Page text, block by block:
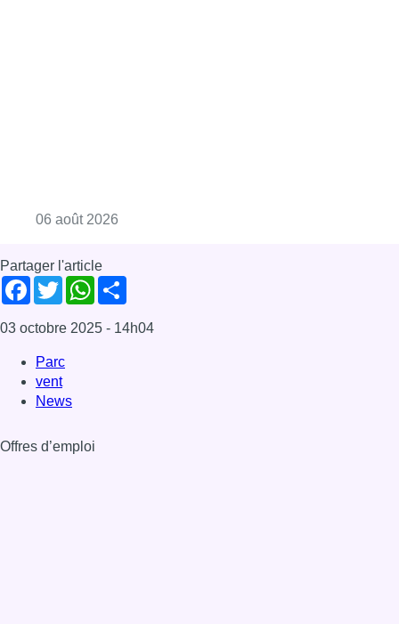
06 août 2026
Partager l'article
Facebook
TwitterWhatsApp
03 octobre 2025 - 14h04
Parc
vent
News
Offres d’emploi